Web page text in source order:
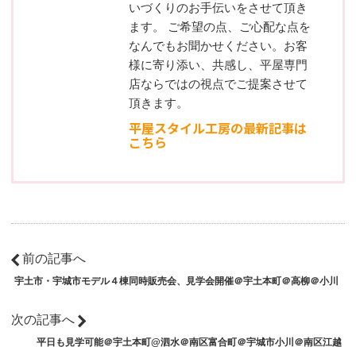
いづくりのお手伝いをさせて頂き
ます。 ご希望の点、ご心配な点を
なんでもお聞かせください。お客
様に寄り添い、共感し、平屋専門
店ならではの視点でご提案させて
頂きます。
平屋スタイル工房の最新記事は
こちら
前の記事へ
宇土市・宇城市モデル４棟同時販売会、見学会開催＠宇土本町＠高柳＠小川
次の記事へ
平日も見学可能＠宇土本町@泗水＠南区富合町＠宇城市小川＠南区江越